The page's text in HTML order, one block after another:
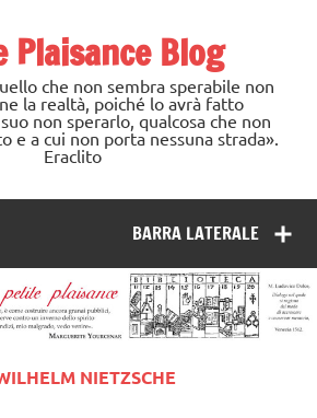
Plaisance Blog
che non sembra sperabile non
la realtà, poiché lo avrà fatto
non sperarlo, qualcosa che non
e a cui non porta nessuna strada».
Eraclito
BARRA LATERALE
NIETZSCHE